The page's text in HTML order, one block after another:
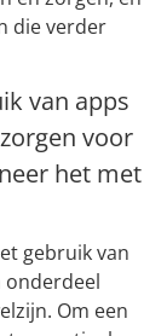
die verder
van apps
voor
het met
gebruik van
onderdeel
Om een